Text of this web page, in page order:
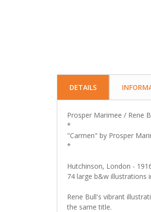
DETAILS
Prosper Marimee / Rene
*
"Carmen" by Prosper
*
Hutchinson, London -
74 large b&w illustrations
Rene Bull's vibrant
the same title.